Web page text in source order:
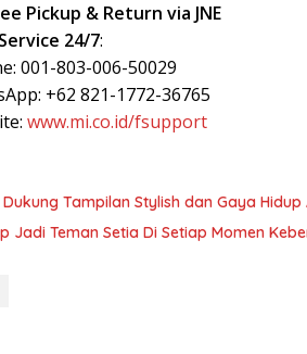
Pickup & Return via JNE
24/7:
001-803-006-50029
+62 821-1772-36765
www.mi.co.id/fsupport
Tampilan Stylish dan Gaya
Jadi Teman Setia Di Setiap Momen